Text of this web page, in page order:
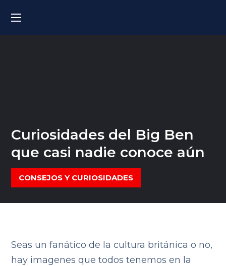
Curiosidades del Big Ben
que casi nadie conoce aún
CONSEJOS Y CURIOSIDADES
Seas un fanático de la cultura británica o no,
hay imagenes que todos tenemos en la